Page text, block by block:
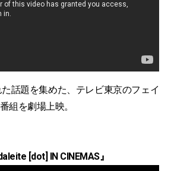
話題を集めた、テレビ東京のフェイ
組を劇場上映。
[dot] IN CINEMAS』